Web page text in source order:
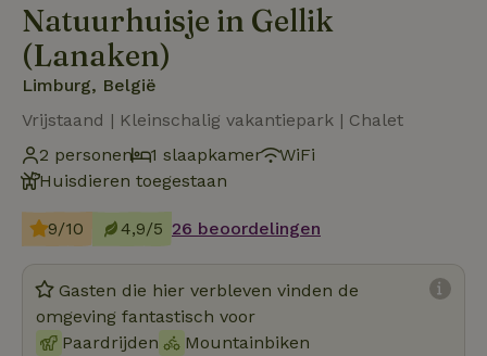
Natuurhuisje in Gellik
(Lanaken)
Limburg, België
Vrijstaand | Kleinschalig vakantiepark | Chalet
2 personen
1 slaapkamer
WiFi
Huisdieren toegestaan
9/10 4,9/5 26 beoordelingen
Gasten die hier verbleven vinden de
omgeving fantastisch voor
Paardrijden
Mountainbiken